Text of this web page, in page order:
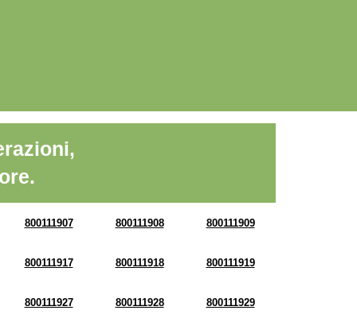
800111907 800111908 800111909
800111917 800111918 800111919
800111927 800111928 800111929